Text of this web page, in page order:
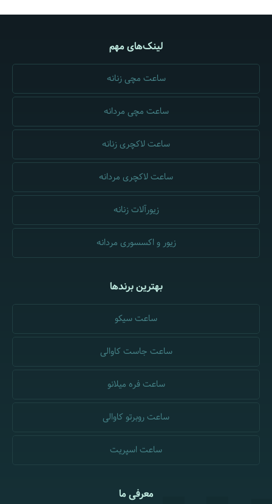
لینک‌های مهم
ساعت مچی زنانه
ساعت مچی مردانه
ساعت لاکچری زنانه
ساعت لاکچری مردانه
زیورآلات زنانه
زیور و اکسسوری مردانه
بهترین برندها
ساعت سیکو
ساعت جاست کاوالی
ساعت فره میلانو
ساعت روبرتو کاوالی
ساعت اسپریت
معرفی ما